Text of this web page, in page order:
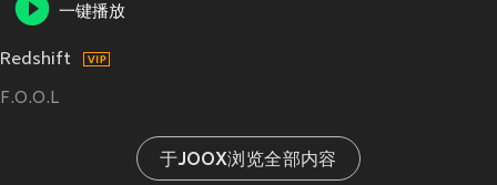
一键播放
Redshift
F.O.O.L
于JOOX浏览全部内容